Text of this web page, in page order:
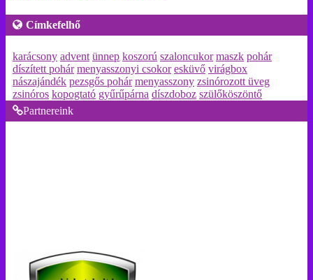
Címkefelhő
karácsony advent ünnep koszorú szaloncukor maszk pohár
díszített pohár menyasszonyi csokor esküvő virágbox
nászajándék pezsgős pohár menyasszony zsinórozott üveg
zsinóros kopogtató gyűrűpárna díszdoboz szülőköszöntő
Partnereink